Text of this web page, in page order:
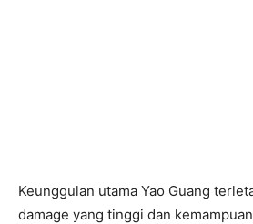
Keunggulan utama Yao Guang
damage yang tinggi dan